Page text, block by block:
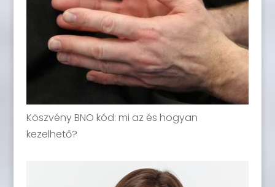
Köszvény BNO kód: mi az és hogyan
kezelhető?